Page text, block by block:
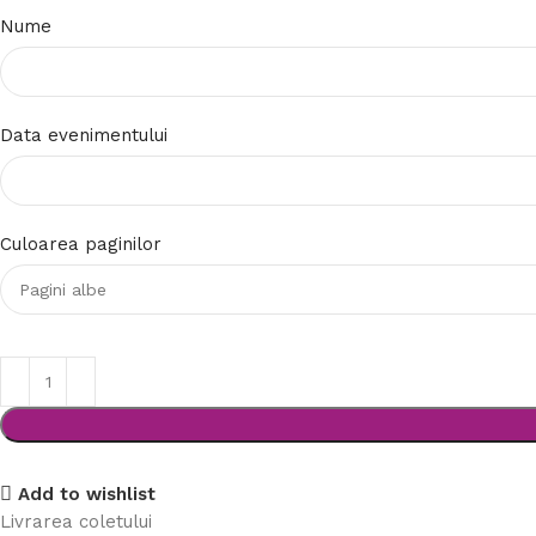
Nume
Data evenimentului
Culoarea paginilor
Add to wishlist
Livrarea coletului